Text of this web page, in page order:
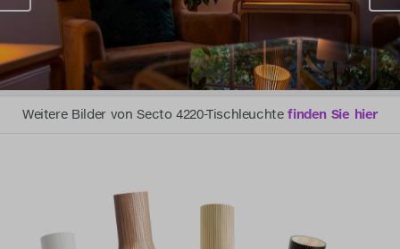
Weitere Bilder von Secto 4220-Tischleuchtefinden Sie hier